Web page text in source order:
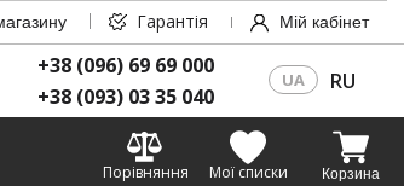
Гарантія Мій кабінет
+38 (096) 69 69 000
+38 (093) 03 35 040
UA RU
Порівняння
Мої списки Корзина